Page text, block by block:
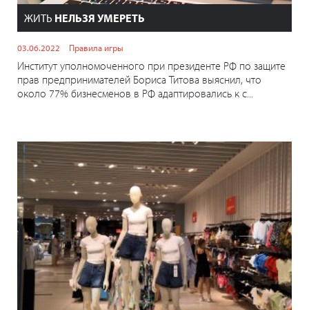
ЖИТЬ НЕЛЬЗЯ УМЕРЕТЬ
03.06.2022 Правила игры
Институт уполномоченного при президенте РФ по защите
прав предпринимателей Бориса Титова выяснил, что
около 77% бизнесменов в РФ адаптировались к с...